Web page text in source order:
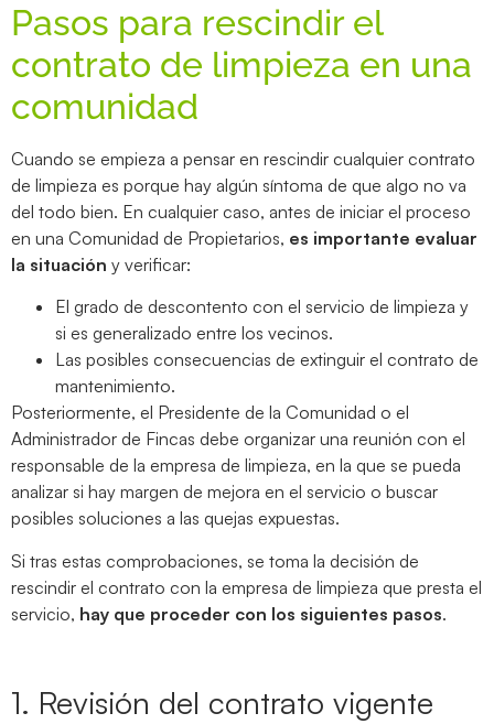
Pasos para rescindir el
contrato de limpieza en una
comunidad
Cuando se empieza a pensar en rescindir cualquier contrato
de limpieza es porque hay algún síntoma de que algo no va
del todo bien. En cualquier caso, antes de iniciar el proceso
en una Comunidad de Propietarios, es importante evaluar
la situación y verificar:
El grado de descontento con el servicio de limpieza y
si es generalizado entre los vecinos.
Las posibles consecuencias de extinguir el contrato de
mantenimiento.
Posteriormente, el Presidente de la Comunidad o el
Administrador de Fincas debe organizar una reunión con el
responsable de la empresa de limpieza, en la que se pueda
analizar si hay margen de mejora en el servicio o buscar
posibles soluciones a las quejas expuestas.
Si tras estas comprobaciones, se toma la decisión de
rescindir el contrato con la empresa de limpieza que presta el
servicio, hay que proceder con los siguientes pasos.
1. Revisión del contrato vigente